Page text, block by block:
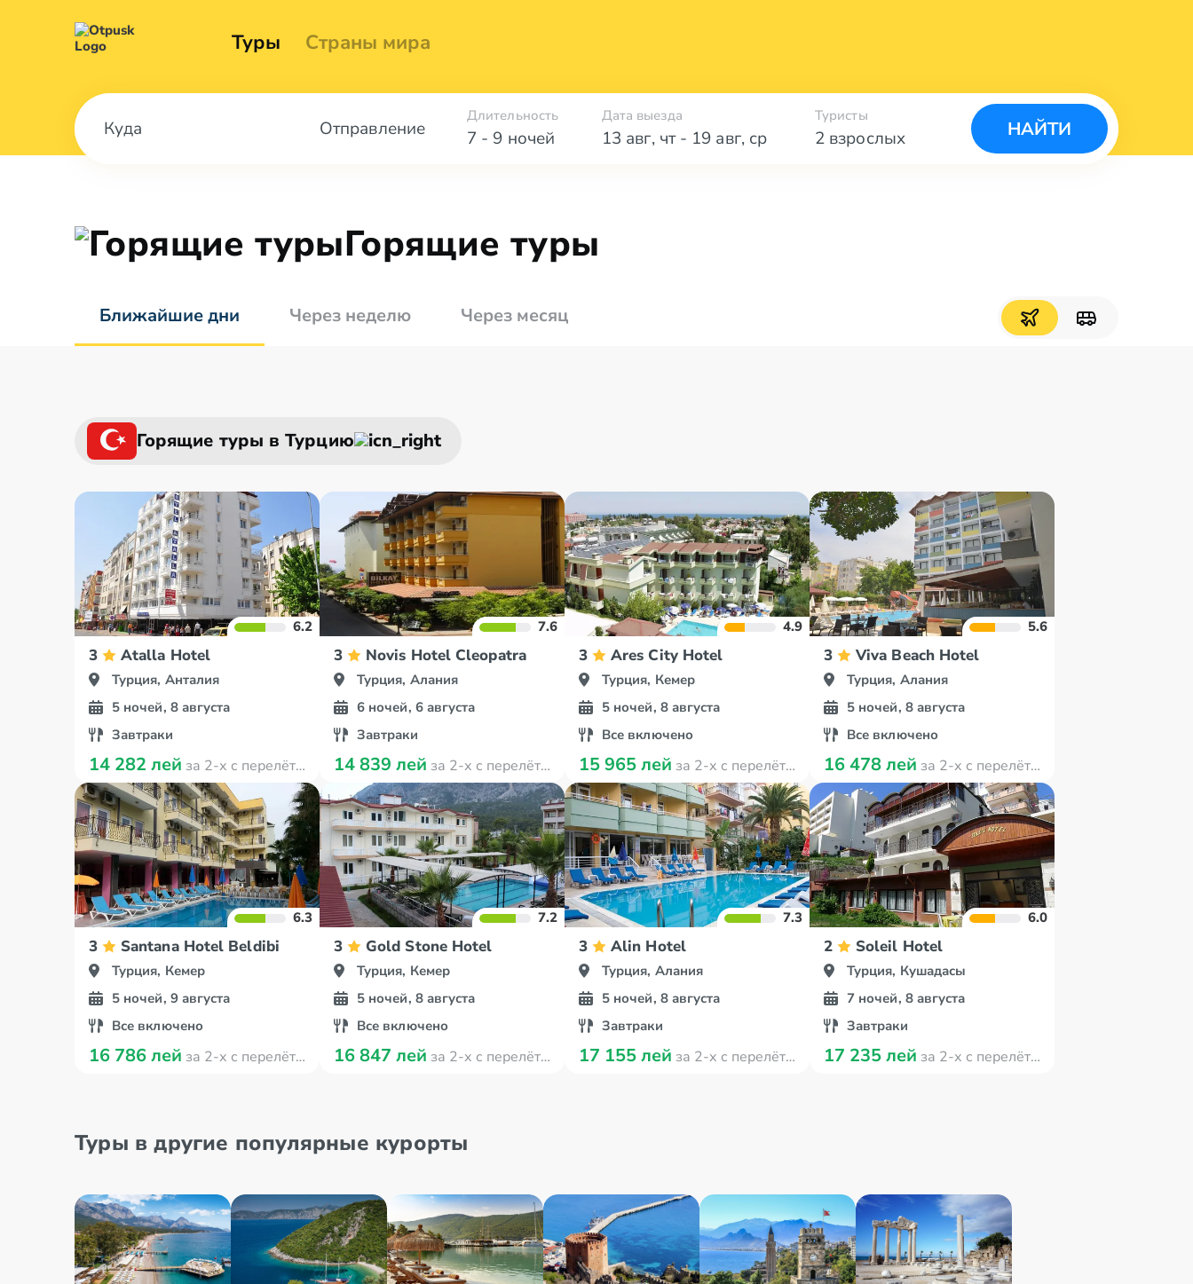
Туры Страны мира
Отправление 7 - 9 ночей
Длительность Дата выезда
13 авг, чт- 19 авг, ср 2 взрослых
Туристы
НАЙТИ
Горящие туры
Ближайшие дни Через неделю Через месяц
Горящие туры в Турцию
6.2
3 Atalla Hotel
Турция, Анталия
5 ночей, 8 августа
Завтраки
14 282 лей за 2-х с перелётом
7.6
3 Novis Hotel Cleopatra
Турция, Алания
6 ночей, 6 августа
Завтраки
14 839 лей за 2-х с перелётом
4.9
3 Ares City Hotel
Турция, Кемер
5 ночей, 8 августа
Все включено
15 965 лей за 2-х с перелётом
5.6
3 Viva Beach Hotel
Турция, Алания
5 ночей, 8 августа
Все включено
16 478 лей за 2-х с перелётом
6.3
3 Santana Hotel Beldibi
Турция, Кемер
5 ночей, 9 августа
Все включено
16 786 лей за 2-х с перелётом
7.2
3 Gold Stone Hotel
Турция, Кемер
5 ночей, 8 августа
Все включено
16 847 лей за 2-х с перелётом
7.3
3 Alin Hotel
Турция, Алания
5 ночей, 8 августа
Завтраки
17 155 лей за 2-х с перелётом
6.0
2 Soleil Hotel
Турция, Кушадасы
7 ночей, 8 августа
Завтраки
17 235 лей за 2-х с перелётом
Туры в другие популярные курорты